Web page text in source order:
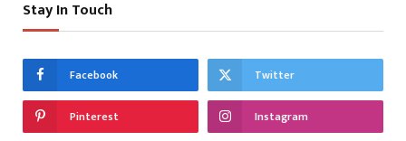
Stay In Touch
Facebook Twitter
Pinterest Instagram